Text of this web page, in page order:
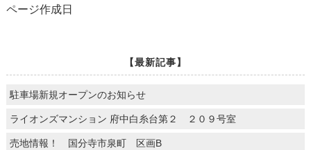
ページ作成日
【最新記事】
駐車場新規オープンのお知らせ
ライオンズマンション 府中白糸台第２ ２０９号室
売地情報！ 国分寺市泉町 区画B